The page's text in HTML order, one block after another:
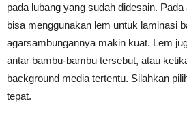
pada lubang yang sudah didesain.
bisa menggunakan lem untuk laminasi
agarsambungannya makin kuat. Lem
antar bambu-bambu tersebut, atau
background media tertentu. Silahkan
tepat.